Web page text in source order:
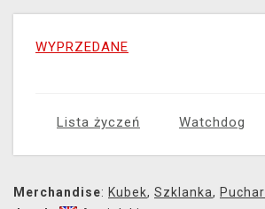
WYPRZEDANE
Lista życzeń Watchdog
Merchandise: Kubek, Szklanka, Puchar